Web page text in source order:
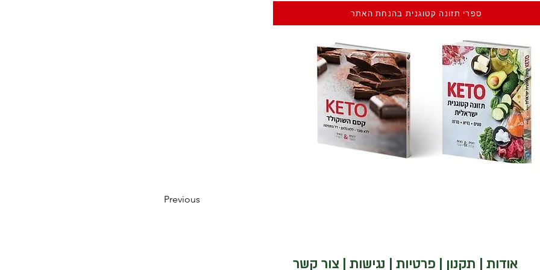
ספרי תזונה קטוגנית בהנחת האתר
Previous
אודות תקנון |פרטיות נגישות |צור קשר